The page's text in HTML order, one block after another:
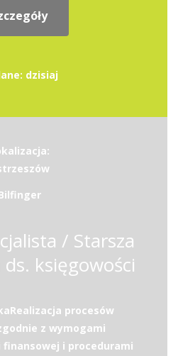
dzisiaj
/ Starsza
księgowości
procesów
z wymogami
finansowej i procedurami